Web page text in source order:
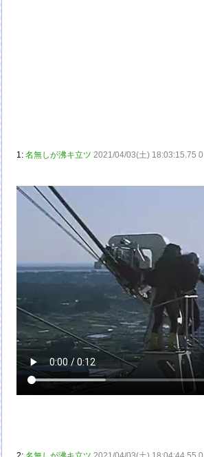
1:名無しが沸キ立ツ 2021/04/03(土) 18:03:15.75 0